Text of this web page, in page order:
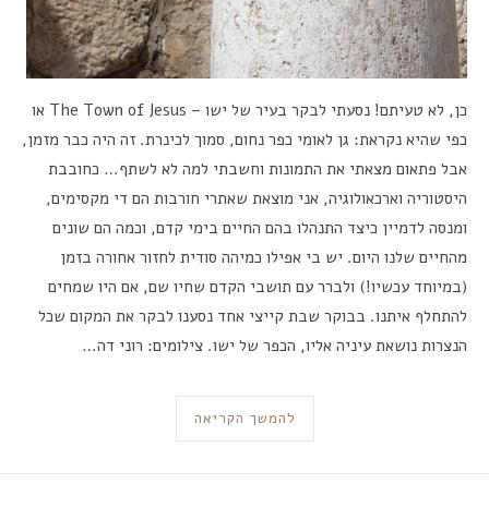
כן, לא טעיתם! נסעתי לבקר בעיר של ישו – The Town of Jesus או
כפי שהיא נקראת: גן לאומי כפר נחום, סמוך לכינרת. זה היה כבר מזמן,
אבל פתאום מצאתי את התמונות וחשבתי למה לא לשתף… כחובבת
היסטוריה וארכאולוגיה, אני מוצאת שאתרי חורבות הם די מקסימים,
ומנסה לדמיין כיצד התנהלו בהם החיים בימי קדם, וכמה הם שונים
מהחיים שלנו היום. יש בי אפילו כמיהה סודית לחזור אחורה בזמן
(במיוחד עכשיו!) ולברר עם תושבי הקדם שחיו שם, אם היו שמחים
להתחלף איתנו. בבוקר שבת קייצי אחד נסענו לבקר את המקום שכל
הנצרות נושאת עיניה אליו, הכפר של ישו. צילומים: רוני דה…
להמשך הקריאה